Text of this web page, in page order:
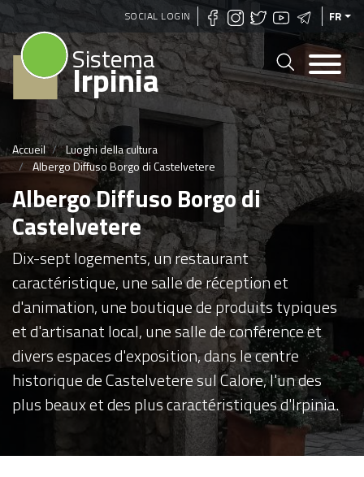
Aller
au
contenu
principal
SOCIAL LOGIN FR
Sistema
Irpinia
Accueil
Luoghi della cultura
Albergo Diffuso Borgo di Castelvetere
Albergo Diffuso Borgo di
Castelvetere
Dix-sept logements, un restaurant
caractéristique, une salle de réception et
d'animation, une boutique de produits typiques
et d'artisanat local, une salle de conférence et
divers espaces d'exposition, dans le centre
historique de Castelvetere sul Calore, l'un des
plus beaux et des plus caractéristiques d'Irpinia.